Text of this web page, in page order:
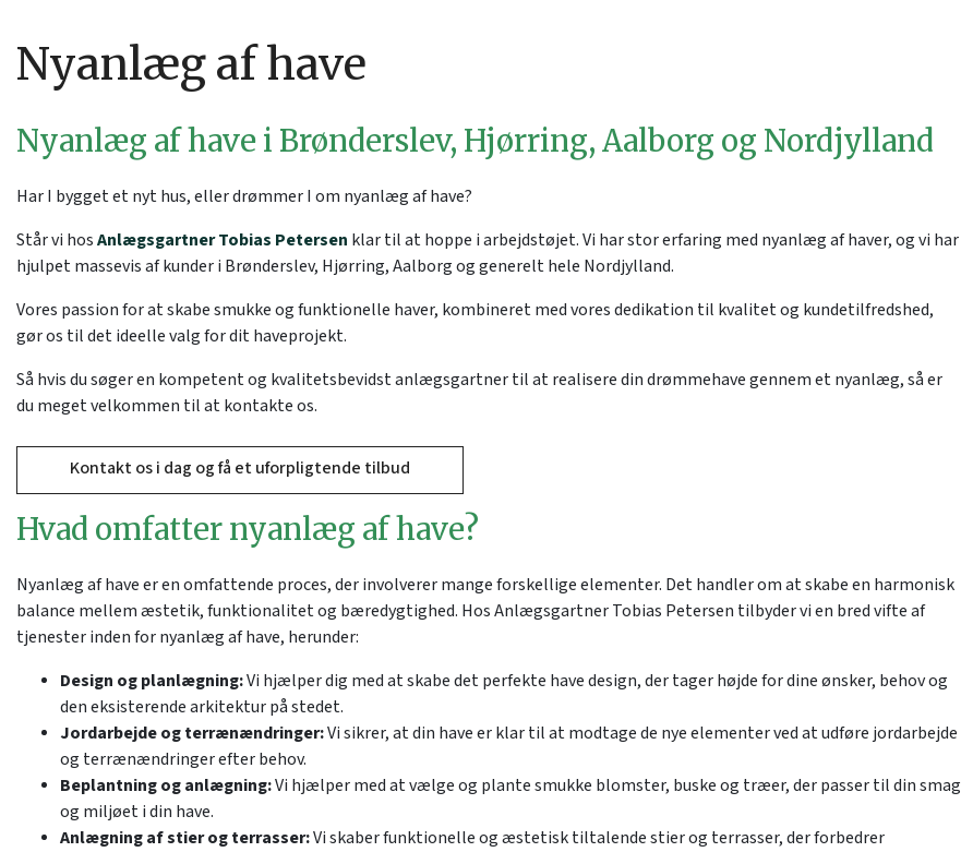
Nyanlæg af have
Nyanlæg af have i Brønderslev, Hjørring, Aalborg og Nordjylland
Har I bygget et nyt hus, eller drømmer I om nyanlæg af have?
Står vi hosAnlægsgartner Tobias Petersen klar til at hoppe i arbejdstøjet. Vi har stor erfaring med nyanlæg af haver, og vi har
hjulpet massevis af kunder i Brønderslev, Hjørring, Aalborg og generelt hele Nordjylland.
Vores passion for at skabe smukke og funktionelle haver, kombineret med vores dedikation til kvalitet og kundetilfredshed,
gør os til det ideelle valg for dit haveprojekt.
Så hvis du søger en kompetent og kvalitetsbevidst anlægsgartner til at realisere din drømmehave gennem et nyanlæg, så er
du meget velkommen til at kontakte os.
Kontakt os i dag og få et uforpligtende tilbud
Hvad omfatter nyanlæg af have?
Nyanlæg af have er en omfattende proces, der involverer mange forskellige elementer. Det handler om at skabe en harmonisk
balance mellem æstetik, funktionalitet og bæredygtighed. Hos Anlægsgartner Tobias Petersen tilbyder vi en bred vifte af
tjenester inden for nyanlæg af have, herunder:
Design og planlægning:Vi hjælper dig med at skabe det perfekte have design, der tager højde for dine ønsker, behov og
den eksisterende arkitektur på stedet.
Jordarbejde og terrænændringer:Vi sikrer, at din have er klar til at modtage de nye elementer ved at udføre jordarbejde
og terrænændringer efter behov.
Beplantning og anlægning:Vi hjælper med at vælge og plante smukke blomster, buske og træer, der passer til din smag
og miljøet i din have.
Anlægning af stier og terrasser:Vi skaber funktionelle og æstetisk tiltalende stier og terrasser, der forbedrer